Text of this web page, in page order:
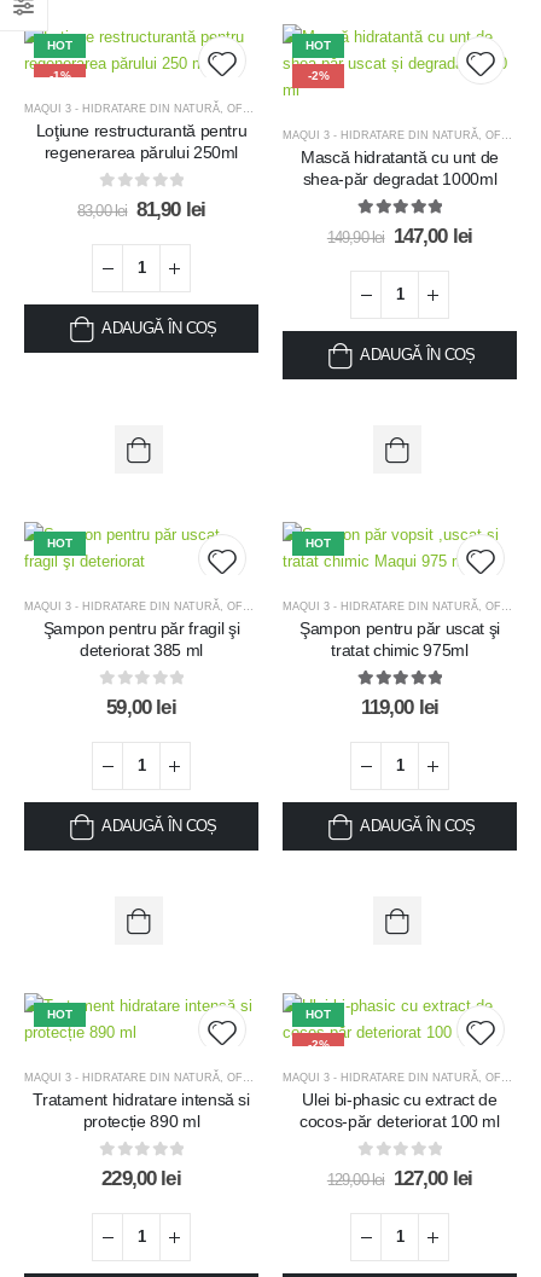
HOT
-1%
Add to
wishlist
MAQUI 3 - HIDRATARE DIN NATURĂ, OFERTE
Loţiune restructurantă pentru
regenerarea părului 250ml
0out of 5
83,00lei 81,90 lei
ADAUGĂ ÎN COȘ
HOT
-2%
Add
MAQUI 3 - HIDRATARE DIN NATURĂ, OFERTE
Mască hidratantă cu unt de
shea-păr degradat 1000ml
5.00 out of 5
149,90lei 147,00 lei
ADAUGĂ ÎN COȘ
HOT
MAQUI 3 - HIDRATARE DIN NATURĂ, OFERTE OFERTE ȘAMPOANE
Şampon pentru păr fragil şi
deteriorat 385 ml
0out of 5
59,00 lei
ADAUGĂ ÎN COȘ
HOT
Add
MAQUI 3 - HIDRATARE DIN NATURĂ, OFERTE
Şampon pentru păr uscat şi
tratat chimic 975ml
5.00 out of 5
119,00 lei
ADAUGĂ ÎN COȘ
HOT
MAQUI 3 - HIDRATARE DIN NATURĂ, OFERTE OFERTE KIT-URI TRATAMENT
Tratament hidratare intensă si
protecție 890 ml
0out of 5
229,00 lei
HOT
-2%
Add
MAQUI 3 - HIDRATARE DIN NATURĂ, OFERTE
Ulei bi-phasic cu extract de
cocos-păr deteriorat 100 ml
0 out of 5
129,00lei 127,00 lei